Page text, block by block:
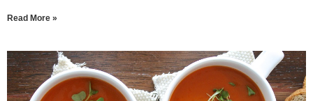
Read More »